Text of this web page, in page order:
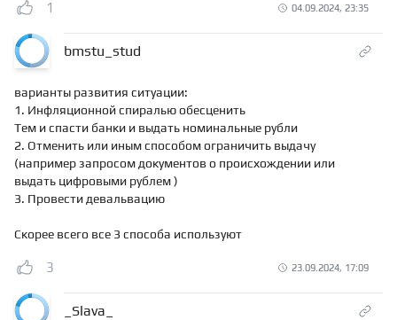
1 04.09.2024, 23:35
bmstu_stud
варианты развития ситуации:
1. Инфляционной спиралью обесценить
Тем и спасти банки и выдать номинальные рубли
2. Отменить или иным способом ограничить выдачу
(например запросом документов о происхождении или
выдать цифровыми рублем )
3. Провести девальвацию
Скорее всего все 3 способа используют
3 23.09.2024, 17:09
_Slava_